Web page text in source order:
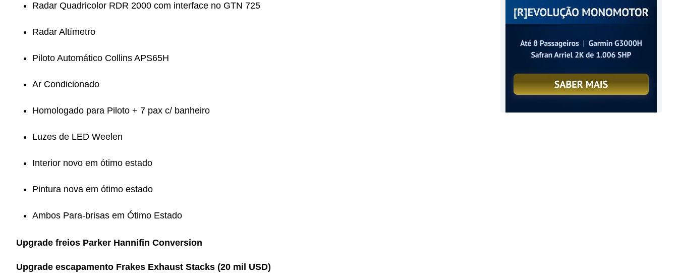
Radar Quadricolor RDR 2000 com interface no GTN 725
Radar Altímetro
Piloto Automático Collins APS65H
Ar Condicionado
Homologado para Piloto + 7 pax c/ banheiro
Luzes de LED Weelen
Interior novo em ótimo estado
⁠Pintura nova em ótimo estado
Ambos Para-brisas em Ótimo Estado
Upgrade freios Parker Hannifin Conversion
Upgrade escapamento Frakes Exhaust Stacks (20 mil USD)